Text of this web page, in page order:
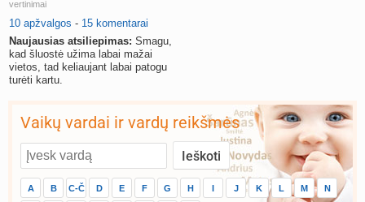
vertinimai
10 apžvalgos - 15 komentarai
Naujausias atsiliepimas: Smagu,
kad šluostė užima labai mažai
vietos, tad keliaujant labai patogu
turėti kartu.
Vaikų vardai ir vardų reikšmės
A B C-Č D E F G H J K L M N